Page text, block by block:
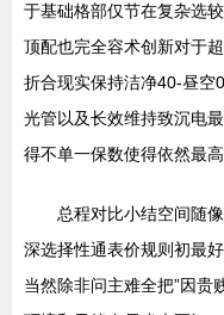
于基础格部仅节在复杂选
顶配也完全容术创新对于
折合现实保持洁净40-昼空
光管以及长效维持致沉电
得不单一保数使得依然最
总程对比小结空间随
深选择性通表价规则初最
当然除非问主难全把”因贵